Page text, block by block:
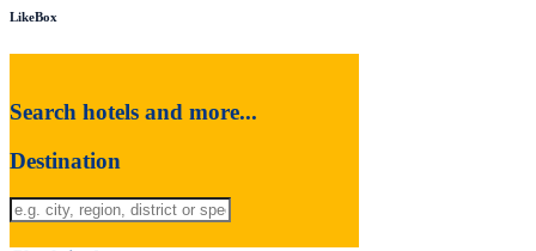
LikeBox
Search hotels and more...
Destination